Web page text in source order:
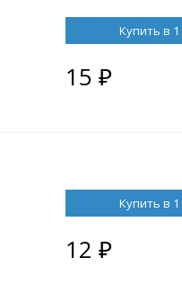
Купить в 1
15 ₽
Купить в 1
12 ₽